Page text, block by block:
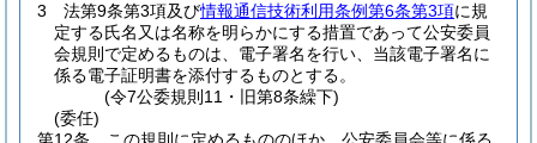
3
法第9条第3項及び情報通信技術利用条例第6条第3項に規
定する氏名又は名称を明らかにする措置であって公安委員
会規則で定めるものは、電子署名を行い、当該電子署名に
係る電子証明書を添付するものとする。
(令7公委規則11・旧第8条繰下)
(委任)